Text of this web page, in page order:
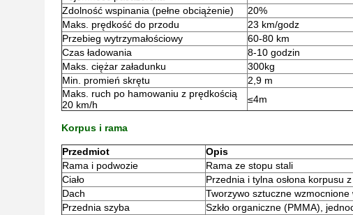
Zdolność wspinania (pełne obciążenie)
20%
Maks. prędkość do przodu
23 km/godz
Przebieg wytrzymałościowy
60-80 km
Czas ładowania
8-10 godzin
Maks. ciężar załadunku
300kg
Min. promień skrętu
2,9 m
Maks. ruch po hamowaniu z prędkością
20 km/h
≤4m
Korpus i rama
Przedmiot
Opis
Rama i podwozie
Rama ze stopu stali
Ciało
Przednia i tylna osłona korpusu
Dach
Tworzywo sztuczne wzmocnione
Przednia szyba
Szkło organiczne (PMMA),